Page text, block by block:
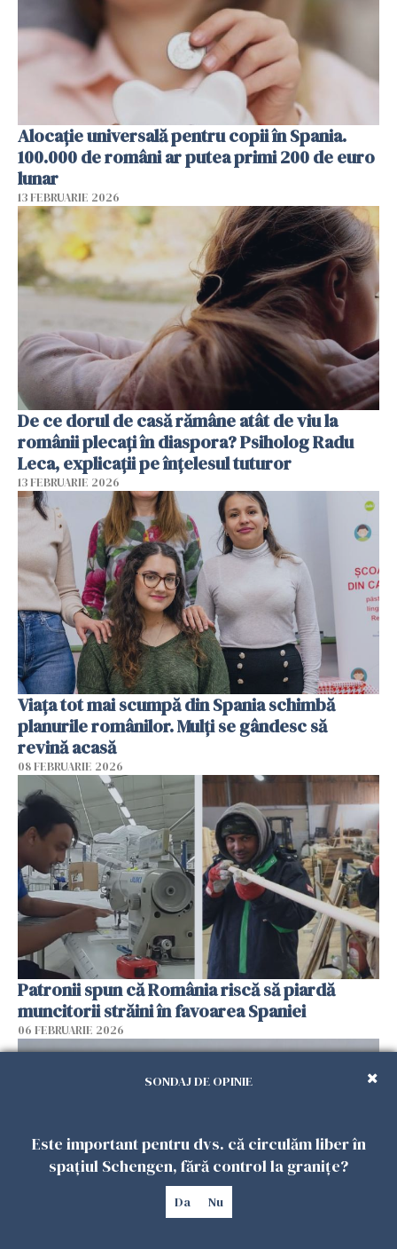
Alocație universală pentru copii în Spania.
100.000 de români ar putea primi 200 de euro
lunar
13 FEBRUARIE 2026
De ce dorul de casă rămâne atât de viu la
românii plecați în diaspora? Psiholog Radu
Leca, explicații pe înțelesul tuturor
13 FEBRUARIE 2026
Viața tot mai scumpă din Spania schimbă
planurile românilor. Mulți se gândesc să
revină acasă
08 FEBRUARIE 2026
Patronii spun că România riscă să piardă
muncitorii străini în favoarea Spaniei
06 FEBRUARIE 2026
SONDAJ DE OPINIE
Este important pentru dvs. că circulăm liber în
spațiul Schengen, fără control la granițe?
Da Nu